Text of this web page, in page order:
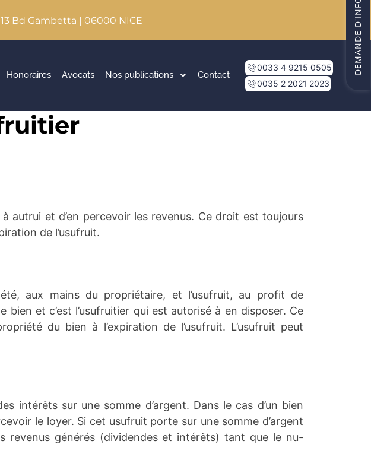
Bd Gambetta | 06000 NICE
Honoraires Avocats Nos publications Contact
0033 4 9215 0505
0035 2 2021 2023
autrui et d’en percevoir les revenus. Ce droit est toujours
de l’usufruit.
aux mains du propriétaire, et l’usufruit, au profit de
bien et c’est l’usufruitier qui est autorisé à en disposer. Ce
du bien à l’expiration de l’usufruit. L’usufruit peut
intérêts sur une somme d’argent. Dans le cas d’un bien
le loyer. Si cet usufruit porte sur une somme d’argent
revenus générés (dividendes et intérêts) tant que le nu-